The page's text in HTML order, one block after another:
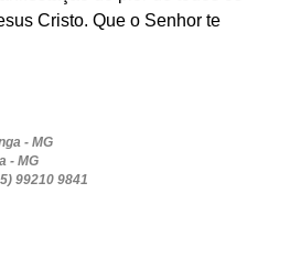
Cristo. Que o Senhor te
- MG
- MG
99210 9841